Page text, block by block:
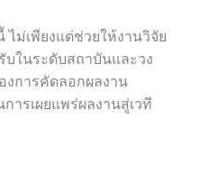
ม่เพียงแต่ช่วยให้งานวิจัย
ในระดับสถาบันและวง
งการคัดลอกผลงาน
ารเผยแพร่ผลงานสู่เวที